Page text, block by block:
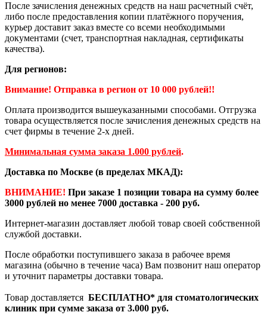
После зачисления денежных средств на наш расчетный счёт,
либо после предоставления копии платёжного поручения,
курьер доставит заказ вместе со всеми необходимыми
документами (счет, транспортная накладная, сертификаты
качества).
Для регионов:
Внимание! Отправка в регион от 10 000 рублей!!
Оплата производится вышеуказанными способами. Отгрузка
товара осуществляется после зачисления денежных средств на
счет фирмы в течение 2-х дней.
Минимальная сумма заказа 1.000 рублей.
Доставка по Москве (в пределах МКАД):
ВНИМАНИЕ! При заказе 1 позиции товара на сумму более
3000 рублей но менее 7000 доставка - 200 руб.
Интернет-магазин доставляет любой товар своей собственной
службой доставки.
После обработки поступившего заказа в рабочее время
магазина (обычно в течение часа) Вам позвонит наш оператор
и уточнит параметры доставки товара.
Товар доставляется БЕСПЛАТНО* для стоматологических
клиник при сумме заказа от 3.000 руб.